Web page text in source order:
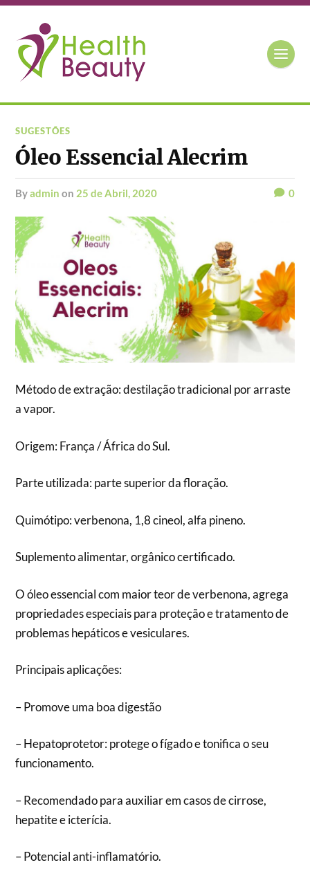
SUGESTÕES
Óleo Essencial Alecrim
byadmin on 25 de Abril, 2020 0
Método de extração: destilação tradicional por arraste
a vapor.
Origem: França / África do Sul.
Parte utilizada: parte superior da floração.
Quimótipo: verbenona, 1,8 cineol, alfa pineno.
Suplemento alimentar, orgânico certificado.
O óleo essencial com maior teor de verbenona, agrega
propriedades especiais para proteção e tratamento de
problemas hepáticos e vesiculares.
Principais aplicações:
– Promove uma boa digestão
– Hepatoprotetor: protege o fígado e tonifica o seu
funcionamento.
– Recomendado para auxiliar em casos de cirrose,
hepatite e icterícia.
– Potencial anti-inflamatório.